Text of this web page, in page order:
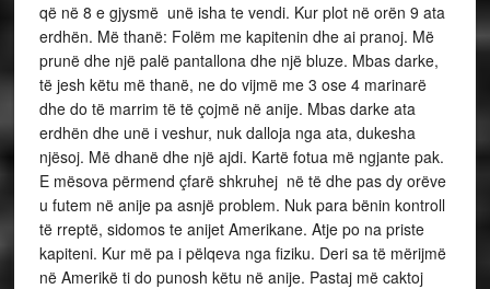
që në 8 e gjysmë unë isha te vendi. Kur plot në orën 9 ata
erdhën. Më thanë: Folëm me kapitenin dhe ai pranoj. Më
prunë dhe një palë pantallona dhe një bluze. Mbas darke,
të jesh këtu më thanë, ne do vijmë me 3 ose 4 marinarë
dhe do të marrim të të çojmë në anije. Mbas darke ata
erdhën dhe unë i veshur, nuk dalloja nga ata, dukesha
njësoj. Më dhanë dhe një ajdi. Kartë fotua më ngjante pak.
E mësova përmend çfarë shkruhej në të dhe pas dy orëve
u futem në anije pa asnjë problem. Nuk para bënin kontroll
të rreptë, sidomos te anijet Amerikane. Atje po na priste
kapiteni. Kur më pa i pëlqeva nga fiziku. Deri sa të mërijmë
në Amerikë ti do punosh këtu në anije. Pastaj më caktoj